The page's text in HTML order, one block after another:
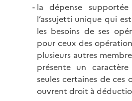
la dépense
l’assujetti unique qui
les besoins de ses
pour ceux des
plusieurs autres
présente un
seules certaines de ces
ouvrent droit à